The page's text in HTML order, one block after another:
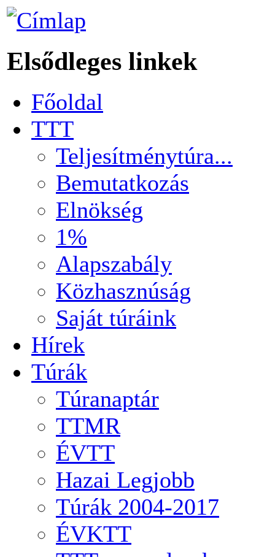
Elsődleges linkek
Főoldal
TTT
Teljesítménytúra...
Bemutatkozás
Elnökség
1%
Alapszabály
Közhasznúság
Saját túráink
Hírek
Túrák
Túranaptár
TTMR
ÉVTT
Hazai Legjobb
Túrák 2004-2017
ÉVKTT